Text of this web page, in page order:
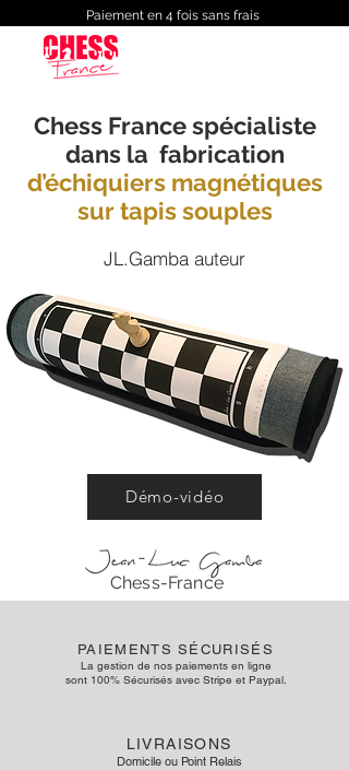
Paiement en 4 fois sans frais
Chess France spécialiste
dans la fabrication
d’échiquiers magnétiques
sur tapis souples
JL.Gamba auteur
Démo-vidéo
Chess-France
PAIEMENTS SÉCURISÉS
La gestion de nos paiements en ligne
sont 100% Sécurisés avec Stripe et Paypal.
LIVRAISONS
Domicile ou Point Relais